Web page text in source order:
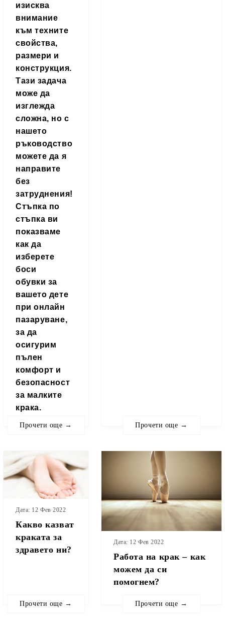
изисква
внимание
към техните
свойства,
размери и
конструкция.
Тази задача
може да
изглежда
сложна, но с
нашето
ръководство
можете да я
направите
без
затруднения!
Стъпка по
стъпка ви
показваме
как да
изберете
боси
обувки за
вашето дете
при онлайн
пазаруване,
за да
осигурим
пълен
комфорт и
безопасност
за малките
крака.
Прочети още → Прочети още →
Какво казват
краката за
здравето ни?
Дата: 12 Фев 2022
Прочети още →
Работа на крак – как
можем да си
помогнем?
Дата: 12 Фев 2022
Прочети още →